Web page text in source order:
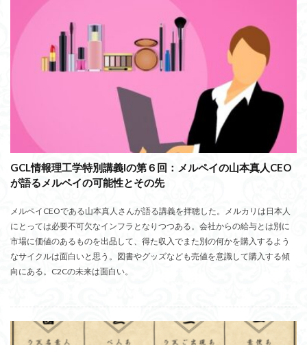
GCL情報理工学特別講義Iの第６回：メルペイの山本真人CEO
が語るメルペイの可能性とその先
メルペイCEOである山本真人さんが語る講義を拝聴した。メルカリは日本人
にとっては必要不可欠なインフラとなりつつある。会社からの給与とは別に
市場に価値のあるものを出品して、得た収入でまた別の何かを購入するよう
なサイクルは面白いと思う。図書やグッズなども売値を意識して購入する傾
向にある。C2Cの未来は面白い。